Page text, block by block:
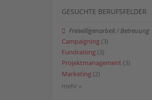
GESUCHTE BERUFSFELDER
Freiwilligenarbeit / Betreuung
Campaigning (3)
Fundraising (3)
Projektmanagement (3)
Marketing (2)
mehr »